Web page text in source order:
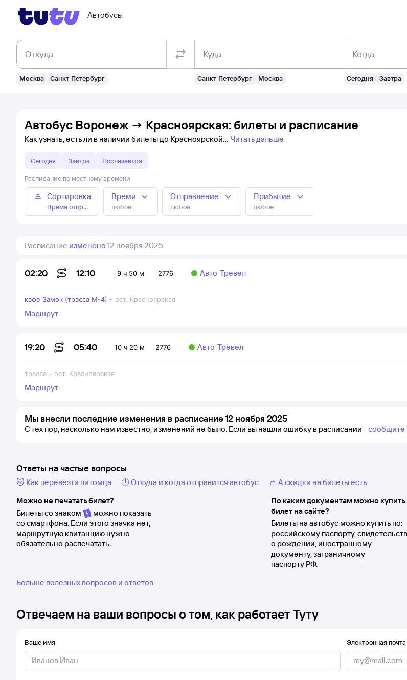
Автобусы
Откуда
Москва Санкт-Петербург
Куда
Санкт-Петербург Москва
Когда
Сегодня Завтра
Автобус Воронеж → Красноярская: билеты и расписание
Как узнать, есть ли в наличии билеты до Красноярской Читать дальше
Сегодня Завтра Послезавтра
Расписание по местному времени
Сортировка
Время отправления
Время
любое
Отправление
любое
Прибытие
любое
Расписание изменено 12 ноября 2025
02:20 12:10 9 ч 50 м 2776 Авто-Тревел
кафе Замок (трасса М-4) – ост. Красноярская
Маршрут
19:20 05:40 10 ч 20 м 2776 Авто-Тревел
трасса – ост. Красноярская
Маршрут
Мы внесли последние изменения в расписание 12 ноября 2025
С тех пор, насколько нам известно, изменений не было. Если вы нашли ошибку в расписании -сообщите
Ответы на частые вопросы
🐱 Как перевезти питомца 🕔 Откуда и когда отправится автобус
👛 А скидки на билеты есть
Можно не печатать билет?
Билеты со знаком
можно показать
со смартфона. Если этого значка нет,
маршрутную квитанцию нужно
обязательно распечатать.
По каким документам можно купить
билет на сайте?
Билеты на автобус можно купить по:
российскому паспорту,
о рождении, иностранному
документу, заграничному
паспорту РФ.
Больше полезных вопросов и ответов
Отвечаем на ваши вопросы о том, как работает Туту
Ваше имя Электронная почта